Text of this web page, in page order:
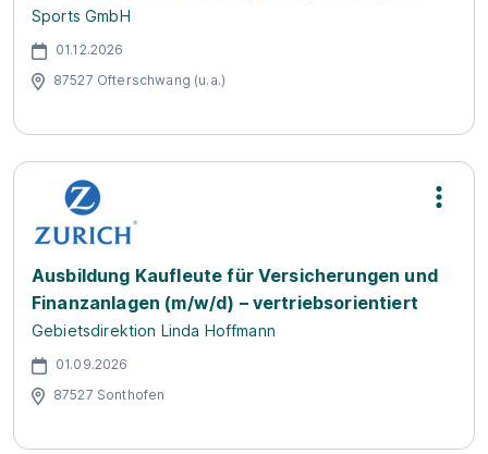
Sports GmbH
01.12.2026
87527 Ofterschwang (u.a.)
Ausbildung Kaufleute für Versicherungen und
Finanzanlagen (m/w/d) – vertriebsorientiert
Gebietsdirektion Linda Hoffmann
01.09.2026
87527 Sonthofen